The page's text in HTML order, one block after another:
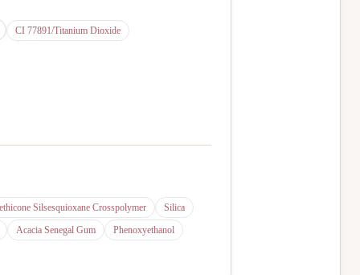
CI 77891/Titanium Dioxide
Silsesquioxane Crosspolymer
Silica
Acacia Senegal Gum
Phenoxyethanol